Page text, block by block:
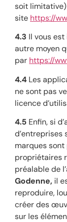
soit
site https://
4.3 Il vous
autre moyen
par https://
4.4 Les
ne sont pas
licence
4.5 Enfin, si
d’entreprises
marques
propriétaires
préalable de
Godenne, il
reproduire,
créer des
sur les